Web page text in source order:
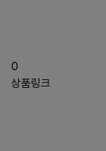
0
상품링크